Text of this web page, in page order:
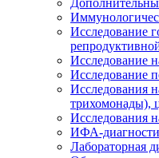
Исследование
Исследование
Исследование
Исследования
трихомонады),
Исследования
ИФА-
Лабораторная